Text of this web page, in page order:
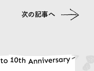
次の記事へ